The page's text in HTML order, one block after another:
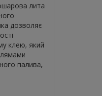
лита
дозволяє
клею, який
палива,